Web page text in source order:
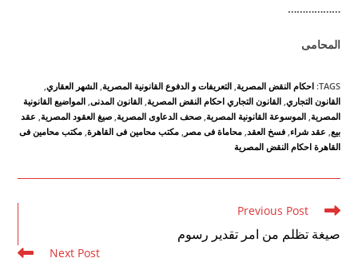
………………
المحامى
TAGS
:احكام النقض المصرية, التعريفات و الدفوع القانونية المصرية, الشهر العقاري,
القانون التجاري, القانون التجاري احكام النقض المصرية, القانون المدنى, المواضيع القانونية
المصرية, الموسوعة القانونية المصرية, صحف الدعاوى المصرية, صيغ العقود المصرية, عقد
بيع, عقد شراء, فسخ العقد, محاماة فى مصر , مكتب محامين فى القاهرة, مكتب محامين فى
القاهرة احكام النقض المصرية
Read
articles
Previous Post
صيغة تظلم من امر تقدير رسوم
Next Post